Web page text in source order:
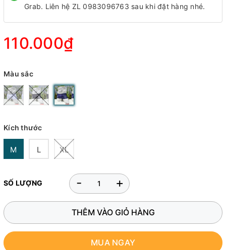
Grab. Liên hệ ZL 0983096763 sau khi đặt hàng nhé.
110.000₫
Màu sắc
Kích thước
M L XL
SỐ LƯỢNG +
-
THÊM VÀO GIỎ HÀNG
MUA NGAY